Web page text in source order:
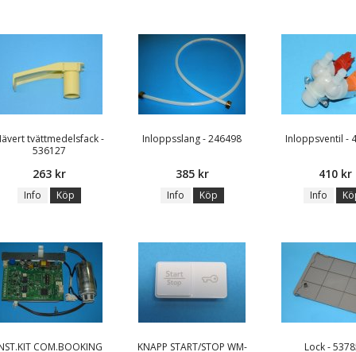
tvättmedelsfack -
536127
263 kr
Info Köp
Inloppsslang - 246498
385 kr
Info Köp
Inloppsventil -
410 kr
Info
COM.BOOKING
KNAPP START/STOP WM-
Lock -